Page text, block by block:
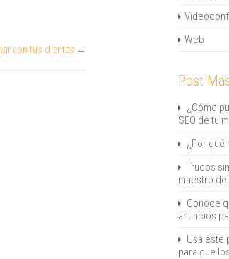
con tus clientes →
Web
Post
¿Cómo
SEO de tu
¿Por qué
Trucos
maestro
Conoce
anuncios
Usa este
para que